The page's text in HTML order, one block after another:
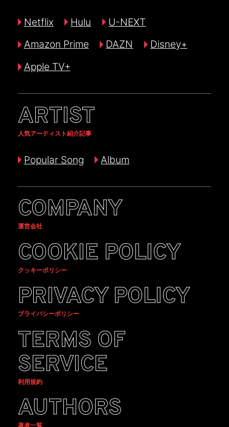
Netflix Hulu
U-NEXT
Amazon Prime
DAZN
Disney+
Apple TV+
ARTIST
人気アーティスト紹介記事
Popular Song Album
COMPANY
運営会社
COOKIE POLICY
クッキーポリシー
PRIVACY POLICY
プライバシーポリシー
TERMS OF
SERVICE
利用規約
AUTHORS
著者一覧